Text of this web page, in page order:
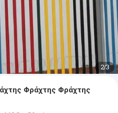
2/3
Φράχτης Φράχτης